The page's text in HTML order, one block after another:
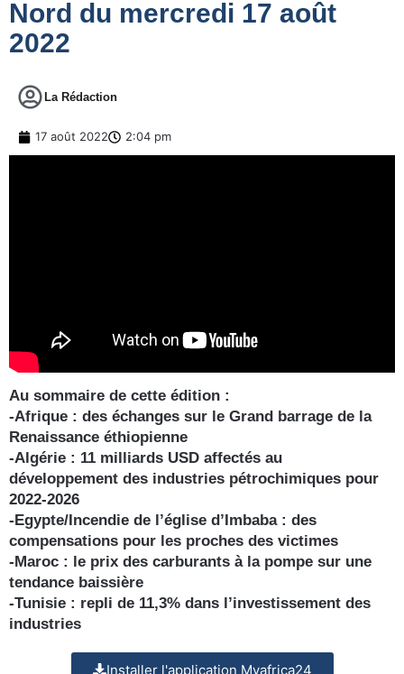
Nord du mercredi 17 août
2022
La Rédaction
17 août 2022 2:04 pm
Au sommaire de cette édition :
-Afrique : des échanges sur le Grand barrage de la
Renaissance éthiopienne
-Algérie : 11 milliards USD affectés au
développement des industries pétrochimiques pour
2022-2026
-Egypte/Incendie de l’église d’Imbaba : des
compensations pour les proches des victimes
-Maroc : le prix des carburants à la pompe sur une
tendance baissière
-Tunisie : repli de 11,3% dans l’investissement des
industries
Installer l'application Myafrica24